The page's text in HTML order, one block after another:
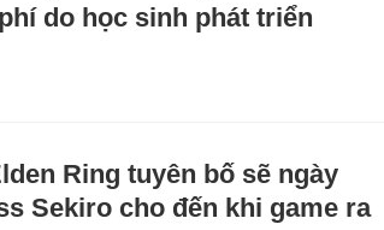
do học sinh phát triển
Ring tuyên bố sẽ ngày
Sekiro cho đến khi game ra